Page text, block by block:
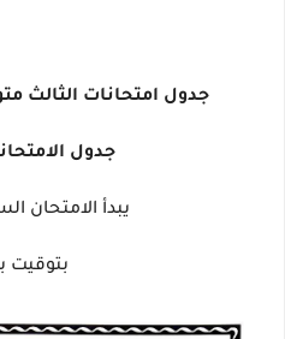
جدول امتحانات الثالث
جدول
يبدأ الامتحان الساعة
بتوقيت